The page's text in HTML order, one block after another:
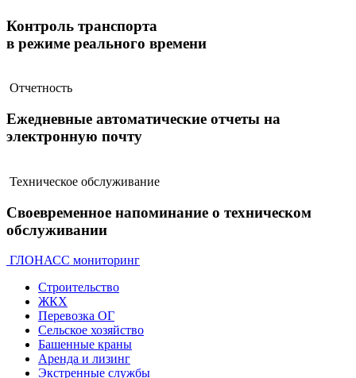
Контроль транспорта
в режиме реального времени
Отчетность
Ежедневные автоматические отчеты на
электронную почту
Техническое обслуживание
Своевременное напоминание о техническом
обслуживании
ГЛОНАСС мониторинг
Строительство
ЖКХ
Перевозка ОГ
Сельское хозяйство
Башенные краны
Аренда и лизинг
Экстренные службы